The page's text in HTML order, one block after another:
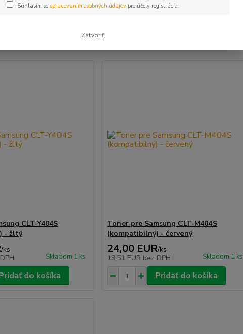
CLT-Y404S
- žltý
/ks
Skladom 1 ks
do košíka
Toner pre Samsung CLT-M404S
(kompatibilný) - červený
24,00 EUR/ks
19,51 EUR bez DPH Skladom 1 ks
Pridať do košíka
Súhlasím so spracovaním osobných údajovpre účely registrácie.
Zatvoriť